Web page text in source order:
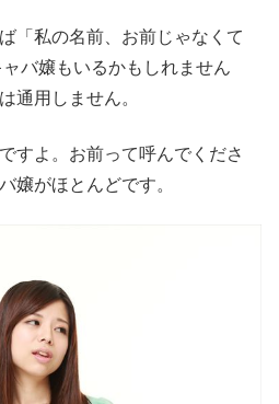
「私の名前、お前じゃなくて
バ嬢もいるかもしれません
通用しません。
すよ。お前って呼んでくださ
嬢がほとんどです。